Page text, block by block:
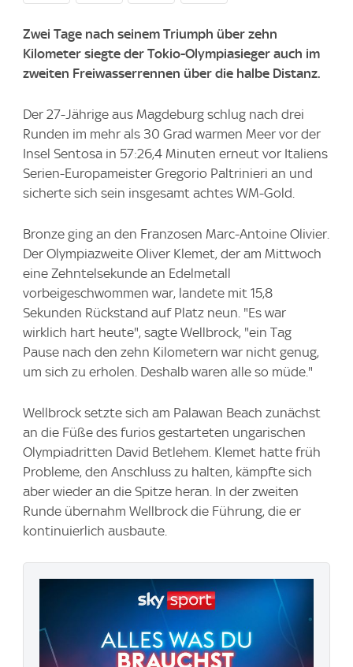
Zwei Tage nach seinem Triumph über zehn
Kilometer siegte der Tokio-Olympiasieger auch im
zweiten Freiwasserrennen über die halbe Distanz.
Der 27-Jährige aus Magdeburg schlug nach drei
Runden im mehr als 30 Grad warmen Meer vor der
Insel Sentosa in 57:26,4 Minuten erneut vor Italiens
Serien-Europameister Gregorio Paltrinieri an und
sicherte sich sein insgesamt achtes WM-Gold.
Bronze ging an den Franzosen Marc-Antoine Olivier.
Der Olympiazweite Oliver Klemet, der am Mittwoch
eine Zehntelsekunde an Edelmetall
vorbeigeschwommen war, landete mit 15,8
Sekunden Rückstand auf Platz neun. "Es war
wirklich hart heute", sagte Wellbrock, "ein Tag
Pause nach den zehn Kilometern war nicht genug,
um sich zu erholen. Deshalb waren alle so müde."
Wellbrock setzte sich am Palawan Beach zunächst
an die Füße des furios gestarteten ungarischen
Olympiadritten David Betlehem. Klemet hatte früh
Probleme, den Anschluss zu halten, kämpfte sich
aber wieder an die Spitze heran. In der zweiten
Runde übernahm Wellbrock die Führung, die er
kontinuierlich ausbaute.